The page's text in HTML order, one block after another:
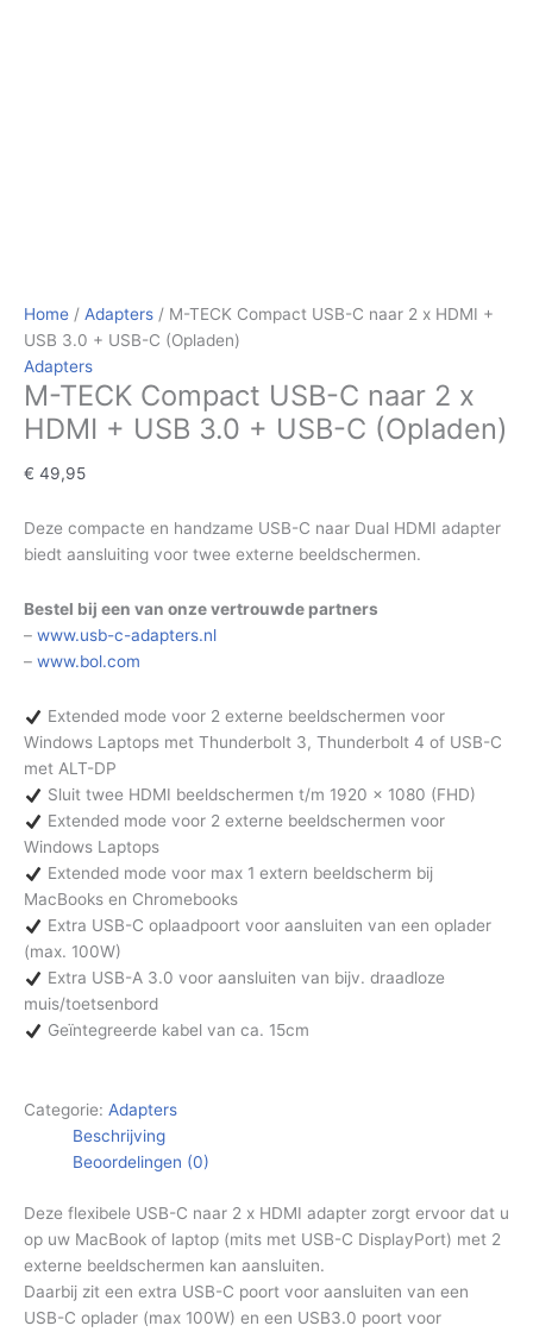
Home / Adapters / M-TECK Compact USB-C naar 2 x HDMI +
USB 3.0 + USB-C (Opladen)
Adapters
M-TECK Compact USB-C naar 2 x
HDMI + USB 3.0 + USB-C (Opladen)
€ 49,95
Deze compacte en handzame USB-C naar Dual HDMI adapter
biedt aansluiting voor twee externe beeldschermen.
Bestel bij een van onze vertrouwde partners
– www.usb-c-adapters.nl
– www.bol.com
Extended mode voor 2 externe beeldschermen voor
Windows Laptops met Thunderbolt 3, Thunderbolt 4 of USB-C
met ALT-DP
Sluit twee HDMI beeldschermen t/m 1920 x 1080 (FHD)
Extended mode voor 2 externe beeldschermen voor
Windows Laptops
Extended mode voor max 1 extern beeldscherm bij
MacBooks en Chromebooks
Extra USB-C oplaadpoort voor aansluiten van een oplader
(max. 100W)
Extra USB-A 3.0 voor aansluiten van bijv. draadloze
muis/toetsenbord
Geïntegreerde kabel van ca. 15cm
Categorie: Adapters
Beschrijving
Beoordelingen (0)
Deze flexibele USB-C naar 2 x HDMI adapter zorgt ervoor dat u
op uw MacBook of laptop (mits met USB-C DisplayPort) met 2
externe beeldschermen kan aansluiten.
Daarbij zit een extra USB-C poort voor aansluiten van een
USB-C oplader (max 100W) en een USB3.0 poort voor